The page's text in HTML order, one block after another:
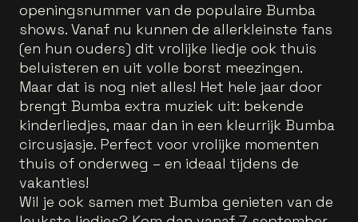
openingsnummer van de populaire Bumba
shows. Vanaf nu kunnen de allerkleinste fans
(en hun ouders) dit vrolijke liedje ook thuis
beluisteren en uit volle borst meezingen.
Maar dat is nog niet alles! Het hele jaar door
brengt Bumba extra muziek uit: bekende
kinderliedjes, maar dan in een kleurrijk Bumba
circusjasje. Perfect voor vrolijke momenten
thuis of onderweg – en ideaal tijdens de
vakanties!
Wil je ook samen met Bumba genieten van de